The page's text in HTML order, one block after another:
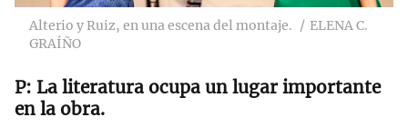
Alterio y Ruiz, en una escena del montaje.
ELENA C.
GRAÍÑO
La literatura ocupa un lugar importante
en la obra.